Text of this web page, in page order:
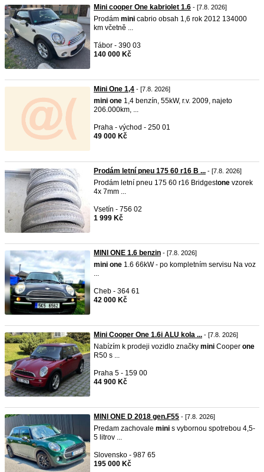
Mini cooper One kabriolet 1.6 - [7.8. 2026]
Prodám mini cabrio obsah 1,6 rok 2012 134000
km včetně ...
Tábor - 390 03
140 000 Kč
Mini One 1,4 - [7.8. 2026]
mini one 1,4 benzín, 55kW, r.v. 2009, najeto
206.000km, ...
Praha - východ - 250 01
49 000 Kč
Prodám letní pneu 175 60 r16 B ... - [7.8. 2026]
Prodám letní pneu 175 60 r16 Bridgestone vzorek
4x 7mm ...
Vsetín - 756 02
1 999 Kč
MINI ONE 1.6 benzin - [7.8. 2026]
mini one 1.6 66kW - po kompletním servisu Na voz
...
Cheb - 364 61
42 000 Kč
Mini Cooper One 1.6i ALU kola ... - [7.8. 2026]
Nabízím k prodeji vozidlo značky mini Cooper one
R50 s ...
Praha 5 - 159 00
44 900 Kč
MINI ONE D 2018 gen.F55 - [7.8. 2026]
Predam zachovale mini s vybornou spotrebou 4,5-
5 litrov ...
Slovensko - 987 65
195 000 Kč